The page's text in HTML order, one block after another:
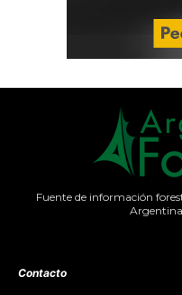
Fuente de información
Contacto